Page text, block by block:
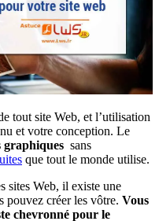
tout site Web, et l’utilisation
et votre conception. Le
graphiques sans
que tout le monde utilise.
sites Web, il existe une
pouvez créer les vôtre. Vous
chevronné pour le